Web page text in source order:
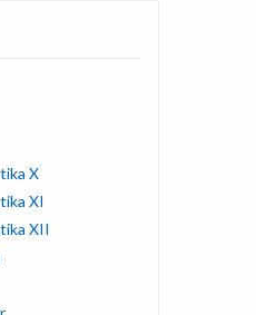
X
XI
XII